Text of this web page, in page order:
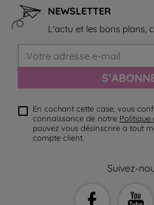
NEWSLETTER
L’actu et les bons plans,
En cochant cette case, vous
connaissance de notre Politique
pouvez vous désinscrire à tout
compte client.
Suivez-